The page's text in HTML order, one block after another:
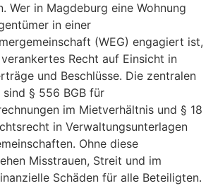
Wer in Magdeburg eine Wohnung
in einer
(WEG) engagiert ist,
Recht auf Einsicht in
und Beschlüsse. Die zentralen
§ 556 BGB für
im Mietverhältnis und § 18
in Verwaltungsunterlagen
Ohne diese
Misstrauen, Streit und im
Schäden für alle Beteiligten.